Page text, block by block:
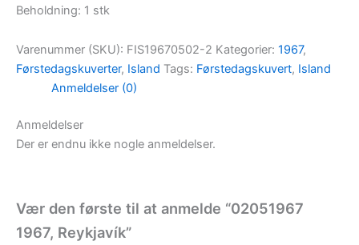
Beholdning: 1 stk
Varenummer (SKU): FIS19670502-2 Kategorier: 1967,
Førstedagskuverter, Island Tags: Førstedagskuvert, Island
Anmeldelser (0)
Anmeldelser
Der er endnu ikke nogle anmeldelser.
Vær den første til at anmelde “02051967
1967, Reykjavík”